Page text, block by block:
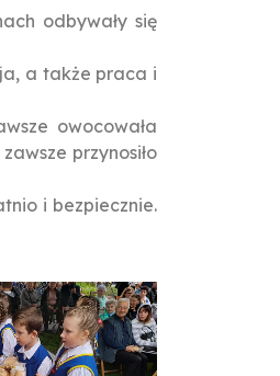
odbywały się
a także praca i
owocowała
przynosiło
i bezpiecznie.